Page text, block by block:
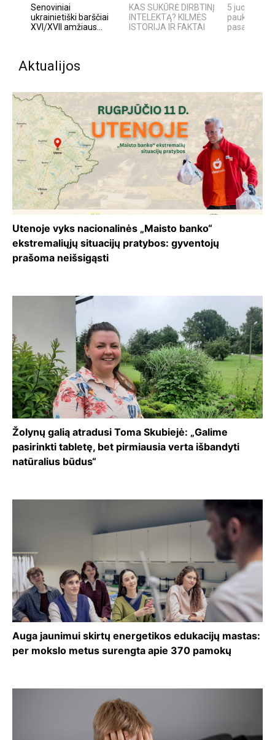
Senoviniai
ukrainietiški barščiai
XVI⧸XVII amžiaus...
KAS SUKŪRĖ DIRBTINĮ
INTELEKTĄ? KILMĖS
ISTORIJA IR FAKTAI
5
paukščių
pasaulyje
Aktualijos
Utenoje vyks nacionalinės „Maisto banko“
ekstremaliųjų situacijų pratybos: gyventojų
prašoma neišsigąsti
Žolynų galią atradusi Toma Skubiejė: „Galime
pasirinkti tabletę, bet pirmiausia verta išbandyti
natūralius būdus“
Auga jaunimui skirtų energetikos edukacijų mastas:
per mokslo metus surengta apie 370 pamokų